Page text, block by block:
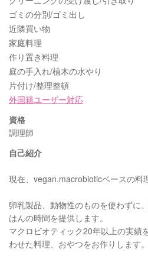
ゴミの分別/ゴミ出し
近隣買い物
家庭料理
作り置き料理
庭の手入れ/植木の水やり
片付け/整理整頓
外国籍ユーザー対応
資格
調理師
自己紹介
現在、vegan.macrobioticベースの料
卵乳製品、動物性のものを使わずに
はんの時間を提供します。
マクロビオティック20年以上の実績
わせた料理、おやつをお作りします。